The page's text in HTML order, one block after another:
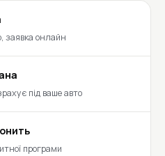
заявка онлайн
під ваше авто
програми